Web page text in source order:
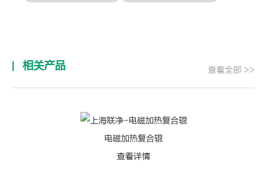
相关产品 查看全部 >>
电磁加热复合辊
查看详情